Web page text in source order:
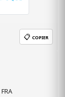
📋 COPIER
FRA